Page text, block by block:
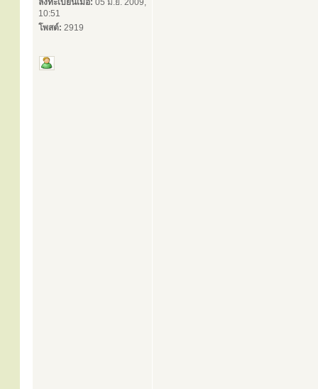
ลงทะเบียนเมื่อ: 05 มิ.ย. 2009,
10:51
โพสต์: 2919